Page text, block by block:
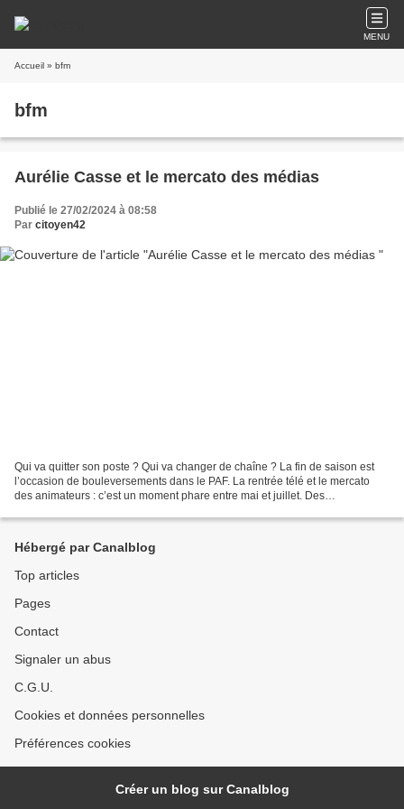
MENU
Accueil » bfm
bfm
Aurélie Casse et le mercato des médias
Publié le 27/02/2024 à 08:58
Par citoyen42
Qui va quitter son poste ? Qui va changer de chaîne ? La fin de saison est
l’occasion de bouleversements dans le PAF. La rentrée télé et le mercato
des animateurs : c’est un moment phare entre mai et juillet. Des
Hébergé par Canalblog
Top articles
Pages
Contact
Signaler un abus
C.G.U.
Cookies et données personnelles
Préférences cookies
Créer un blog sur Canalblog